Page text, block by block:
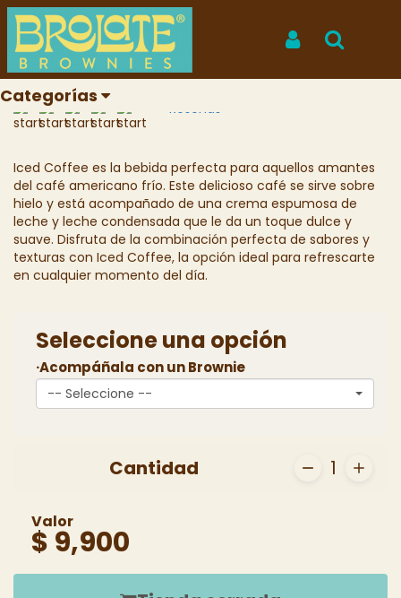
Categorías
Inicio Productos Iced Coffee
Iced Coffee
REF: O001
Reseñas
Iced Coffee es la bebida perfecta para aquellos amantes
del café americano frío. Este delicioso café se sirve sobre
hielo y está acompañado de una crema espumosa de
leche y leche condensada que le da un toque dulce y
suave. Disfruta de la combinación perfecta de sabores y
texturas con Iced Coffee, la opción ideal para refrescarte
en cualquier momento del día.
Seleccione una opción
·Acompáñala con un Brownie
-- Seleccione --
Cantidad 1
Valor
$ 9,900